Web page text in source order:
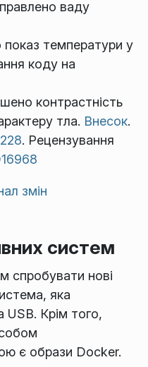
ваду
температури у
коду на
контрастність
тла. Внесок.
. Рецензування
змін
систем
спробувати нові
яка
USB. Крім того,
є образи Docker.